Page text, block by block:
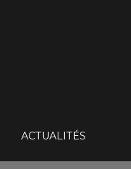
ACTUALITÉS